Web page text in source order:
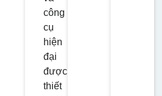
công
cụ
hiện
đại
được
thiết